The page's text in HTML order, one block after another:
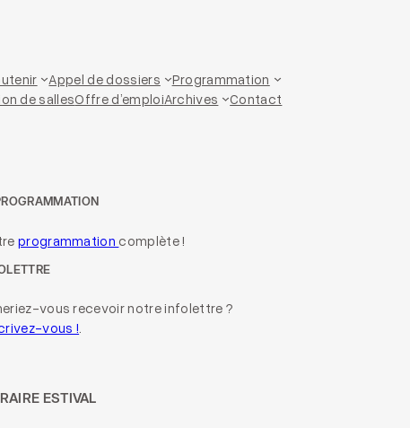
Appel de dossiers
Programmation
de sallesOffre d’emploiArchives Contact
programmation complète !
vous recevoir notre infolettre ?
vous !.
ESTIVAL